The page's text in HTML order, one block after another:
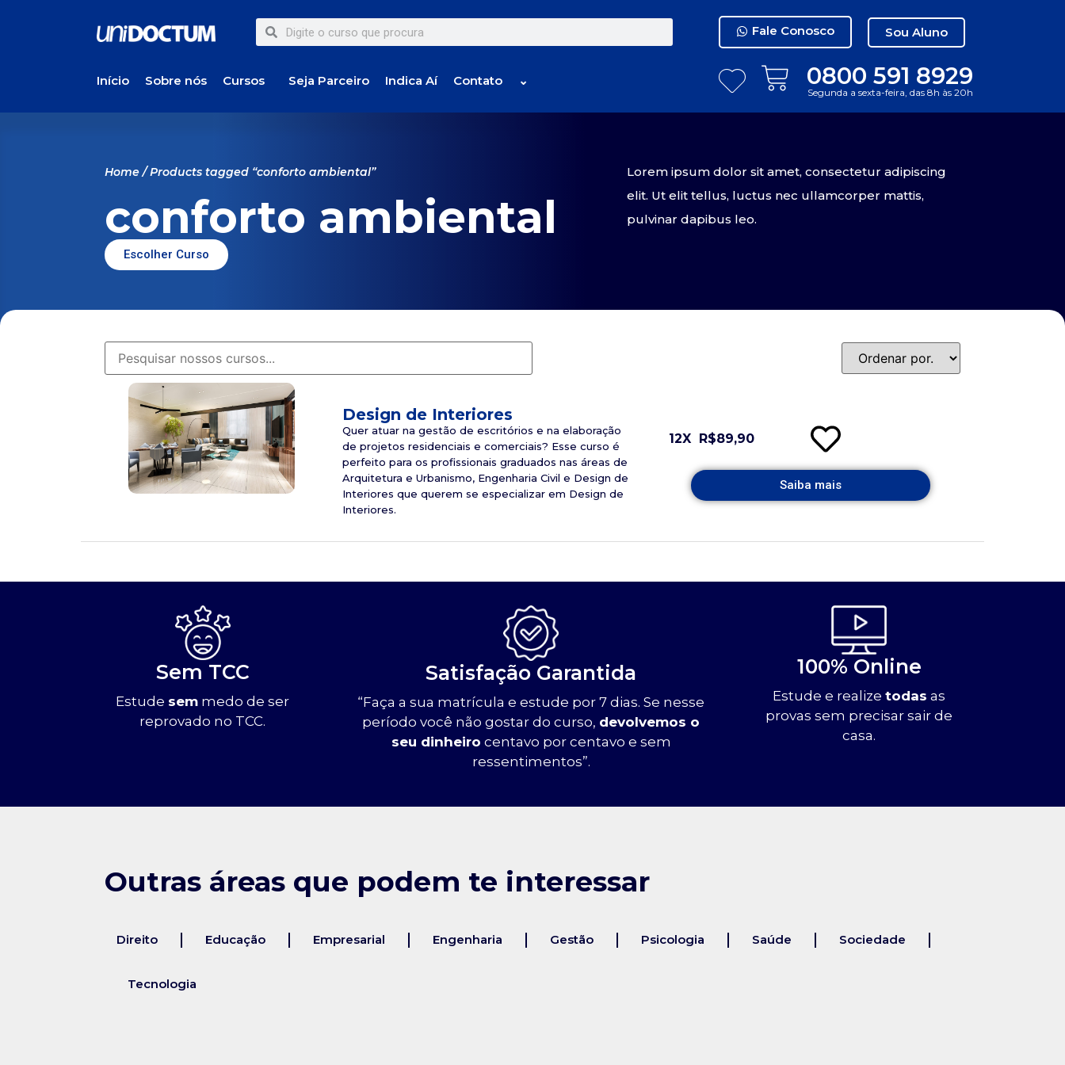
Fale Conosco Sou Aluno
Início Sobre nós Cursos Seja Parceiro Indica Aí Contato ⌄ 0800 591 8929
Segunda a sexta-feira, das 8h às 20h
Home/ Products tagged “conforto ambiental”
conforto ambiental
Escolher Curso
Lorem ipsum dolor sit amet, consectetur adipiscing
elit. Ut elit tellus, luctus nec ullamcorper mattis,
pulvinar dapibus leo.
Design de Interiores
Quer atuar na gestão de escritórios e na elaboração
de projetos residenciais e comerciais? Esse curso é
perfeito para os profissionais graduados nas áreas de
Arquitetura e Urbanismo, Engenharia Civil e Design de
Interiores que querem se especializar em Design de
Interiores.
12X R$89,90
Saiba mais
Sem TCC
Estude sem medo de ser
reprovado no TCC.
Satisfação Garantida
“Faça a sua matrícula e estude por 7 dias. Se nesse
período você não gostar do curso, devolvemos o
seu dinheiro centavo por centavo e sem
ressentimentos”.
100% Online
Estude e realizetodas as
provas sem precisar sair de
casa.
Outras áreas que podem te interessar
Direito Educação Empresarial Engenharia Gestão Psicologia Saúde Sociedade
Tecnologia